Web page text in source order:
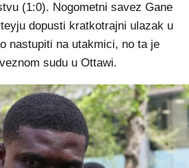
(1:0). Nogometni savez Gane
dopusti kratkotrajni ulazak u
nastupiti na utakmici, no ta je
sudu u Ottawi.